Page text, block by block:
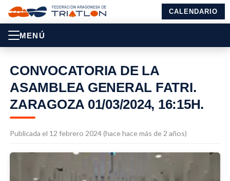
CALENDARIO
MENÚ
CONVOCATORIA DE LA
ASAMBLEA GENERAL FATRI.
ZARAGOZA 01/03/2024, 16:15H.
Publicada el 12 febrero 2024 (hace hace más de 2 años)